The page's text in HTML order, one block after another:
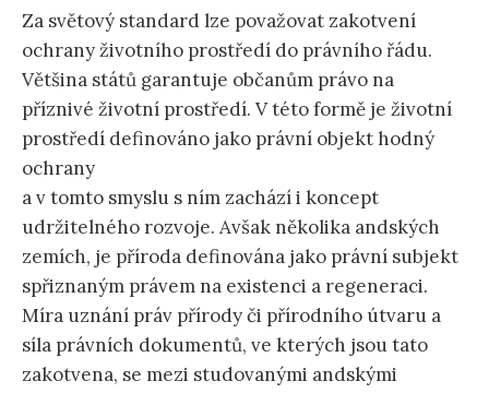
Za světový standard lze považovat zakotvení
ochrany životního prostředí do právního řádu.
Většina států garantuje občanům právo na
příznivé životní prostředí. V této formě je životní
prostředí definováno jako právní objekt hodný
ochrany
a v tomto smyslu s ním zachází i koncept
udržitelného rozvoje. Avšak několika andských
zemích, je příroda definována jako právní subjekt
spřiznaným právem na existenci a regeneraci.
Míra uznání práv přírody či přírodního útvaru a
síla právních dokumentů, ve kterých jsou tato
zakotvena, se mezi studovanými andskými